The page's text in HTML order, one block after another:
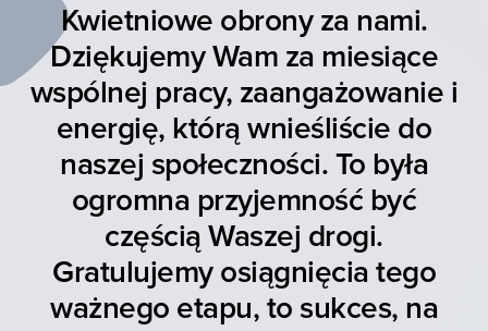
Kwietniowe obrony za nami.
Dziękujemy Wam za miesiące
wspólnej pracy, zaangażowanie i
energię, którą wnieśliście do
naszej społeczności. To była
ogromna przyjemność być
częścią Waszej drogi.
Gratulujemy osiągnięcia tego
ważnego etapu, to sukces, na